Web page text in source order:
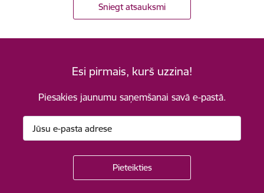
Sniegt atsauksmi
Esi pirmais, kurš uzzina!
Piesakies jaunumu saņemšanai savā e-pastā.